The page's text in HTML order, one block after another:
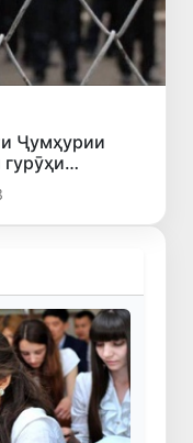
Ҷумҳурии
ва аз кирдори
қатъӣ ба роҳи